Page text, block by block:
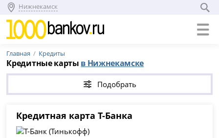
Нижнекамск
Главная Кредиты
Кредитные карты в Нижнекамске
Подобрать
Кредитная карта Т-Банка